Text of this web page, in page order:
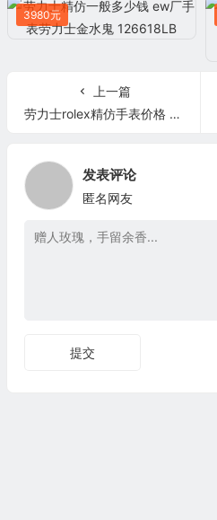
3980元
上一篇
劳力士rolex精仿手表价格 劳力士Sky-Dweller 326935 全玫瑰金
发表评论
匿名网友
提交